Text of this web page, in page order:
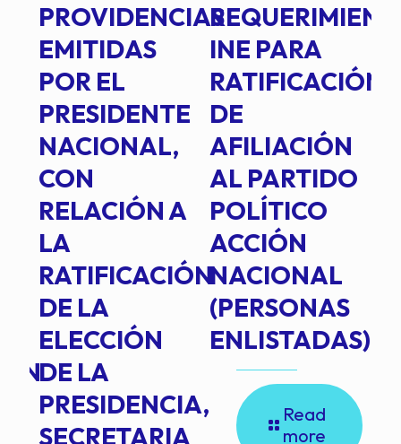
PROVIDENCIAS
EMITIDAS
POR EL
PRESIDENTE
NACIONAL,
CON
RELACIÓN A
LA
RATIFICACIÓN
DE LA
ELECCIÓN
DE LA
PRESIDENCIA,
SECRETARIA
INE PARA
RATIFICACIÓN
DE
AFILIACIÓN
AL PARTIDO
POLÍTICO
ACCIÓN
NACIONAL
(PERSONAS
ENLISTADAS)
Read
more